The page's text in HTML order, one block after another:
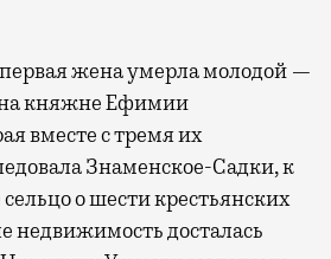
жена умерла молодой —
княжне Ефимии
вместе с тремя их
Знаменское-Садки, к
о шести крестьянских
недвижимость досталась